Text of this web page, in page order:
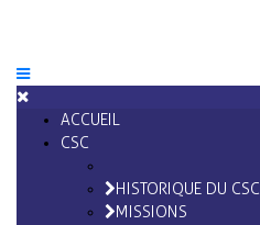
ACCUEIL
CSC
HISTORIQUE DU CSC
MISSIONS